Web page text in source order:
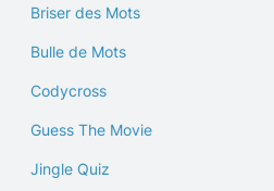
Briser des Mots
Bulle de Mots
Codycross
Guess The Movie
Jingle Quiz